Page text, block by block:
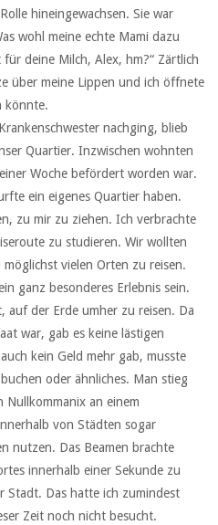
hineingewachsen. Sie war
wohl meine echte Mami dazu
deine Milch, Alex, hm?“ Zärtlich
über meine Lippen und ich öffnete
könnte.
nachging, blieb
Quartier. Inzwischen wohnten
Woche befördert worden war.
ein eigenes Quartier haben.
zu mir zu ziehen. Ich verbrachte
zu studieren. Wir wollten
vielen Orten zu reisen.
ganz besonderes Erlebnis sein.
auf der Erde umher zu reisen. Da
war, gab es keine lästigen
kein Geld mehr gab, musste
oder ähnliches. Man stieg
an einem
von Städten sogar
nutzen. Das Beamen brachte
innerhalb einer Sekunde zu
Stadt. Das hatte ich zumindest
Zeit noch nicht besucht.